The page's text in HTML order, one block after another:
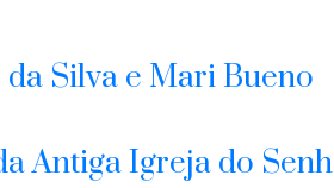
da Silva e Mari Bueno
Antiga Igreja do